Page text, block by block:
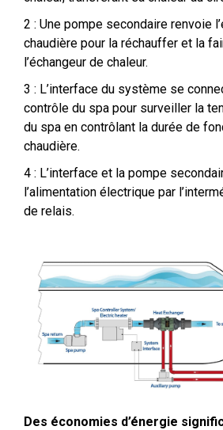
2 : Une pompe secondaire renvoie
chaudière pour la réchauffer et la
l’échangeur de chaleur.
3 : L’interface du système se
contrôle du spa pour surveiller la
du spa en contrôlant la durée de
chaudière.
4 : L’interface et la pompe
l’alimentation électrique par
de relais.
Des économies d’énergie